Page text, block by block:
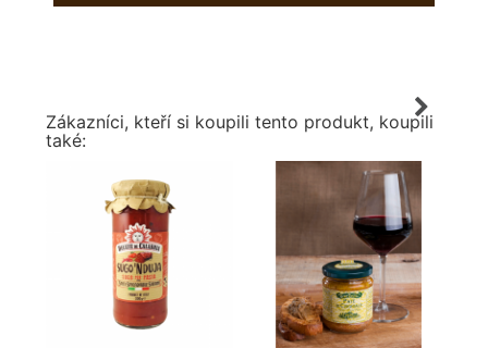
Zákazníci, kteří si koupili tento produkt, koupili
také: